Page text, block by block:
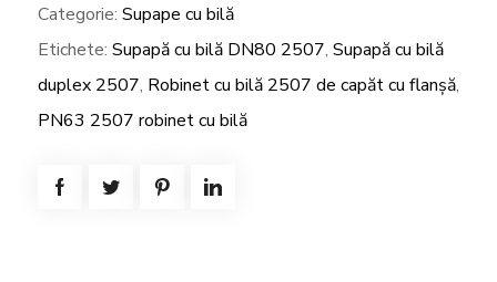
Categorie: Supape cu bilă
Etichete: Supapă cu bilă DN80 2507, Supapă cu bilă
duplex 2507, Robinet cu bilă 2507 de capăt cu flanșă,
PN63 2507 robinet cu bilă